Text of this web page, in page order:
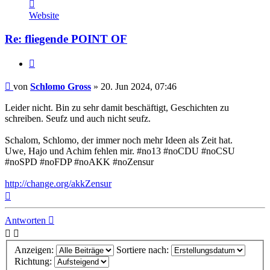
von
Schlomo
Website
Re: fliegende POINT OF
Beitrag
von Schlomo Gross » 20. Jun 2024, 07:46
Leider nicht. Bin zu sehr damit beschäftigt, Geschichten zu
schreiben. Seufz und auch nicht seufz.
Schalom, Schlomo, der immer noch mehr Ideen als Zeit hat.
Uwe, Hajo und Achim fehlen mir. #no13 #noCDU #noCSU
#noSPD #noFDP #noAKK #noZensur
http://change.org/akkZensur
Antworten
Anzeigen:
Sortiere nach:
Richtung: